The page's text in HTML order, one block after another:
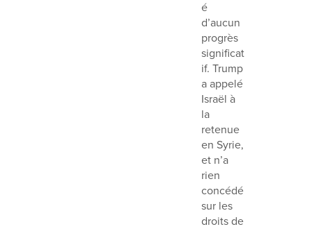
é
d’aucun
progrès
significat
if. Trump
a appelé
Israël à
la
retenue
en Syrie,
et n’a
rien
concédé
sur les
droits de